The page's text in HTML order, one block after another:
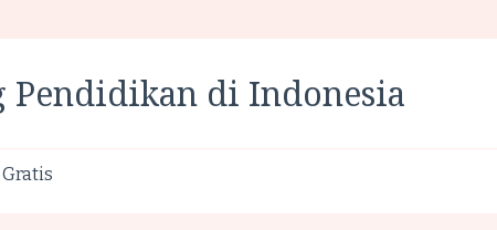
Pendidikan di Indonesia